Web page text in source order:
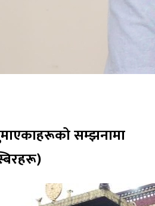
सम्झनामा